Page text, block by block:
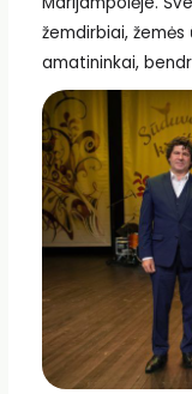
žemdirbiai,
amatininkai,